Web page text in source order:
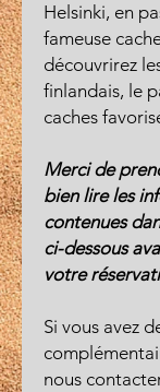
Helsinki, en
fameuse
découvrirez
finlandais, le
caches
Merci de
bien lire les
contenues
ci-dessous
votre
Si vous avez
nous